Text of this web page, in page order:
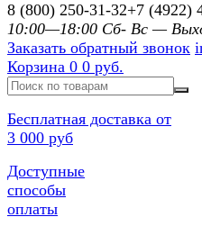
8 (800) 250-31-32+7 (4922)
10:00—18:00 Сб- Вс —
Заказать обратный звонок
Корзина 0 0 руб.
Бесплатная доставка от
3 000 руб
Доступные
способы
оплаты